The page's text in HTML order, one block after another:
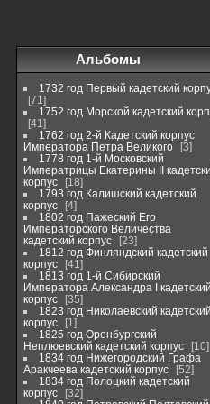
Альбомы
1732 год Первый кадетский
71
1752 год Морской кадетский
41
1762 год 2-й Кадетский корпус
Императора Петра Великого
3
1778 год 1-й Московский
Императрицы Екатерины II
корпус
18
1793 год Калишский кадетский
корпус
4
1802 год Пажеский Его
Императорского Величества
кадетский корпус
23
1812 год Финляндский кадетский
корпус
41
1813 год 1-й Сибирский
Императора Александра I кадетский
корпус
35
1823 год Николаевский кадетский
корпус
1
1825 год Оренбургский
Неплюевский кадетский корпус
10
1834 год Нижегородский Графа
Аракчеева кадетский корпус
52
1834 год Полоцкий кадетский
корпус
32